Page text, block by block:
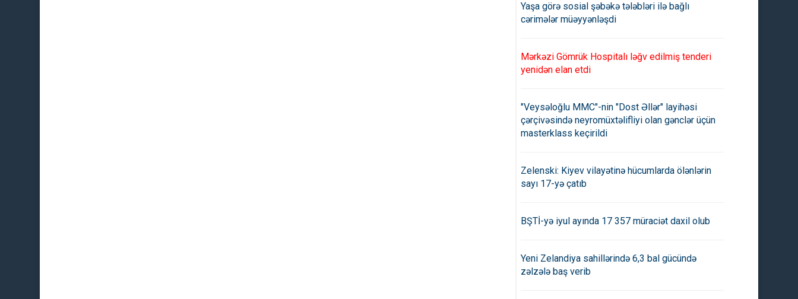
Yaşa görə sosial şəbəkə tələbləri ilə bağlı
cərimələr müəyyənləşdi
Mərkəzi Gömrük Hospitalı ləğv edilmiş tenderi
yenidən elan etdi
"Veysəloğlu MMC"-nin "Dost Əllər" layihəsi
çərçivəsində neyromüxtəlifliyi olan gənclər üçün
masterklass keçirildi
Zelenski: Kiyev vilayətinə hücumlarda ölənlərin
sayı 17-yə çatıb
BŞTİ-yə iyul ayında 17 357 müraciət daxil olub
Yeni Zelandiya sahillərində 6,3 bal gücündə
zəlzələ baş verib